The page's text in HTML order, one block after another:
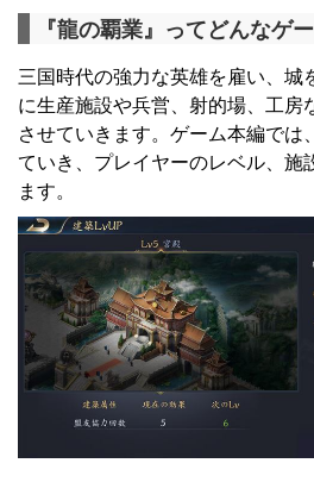
『龍の覇業』ってどんなゲ
三国時代の強力な英雄を雇い、城
に生産施設や兵営、射的場、工房
させていきます。ゲーム本編では
ていき、プレイヤーのレベル、施
ます。